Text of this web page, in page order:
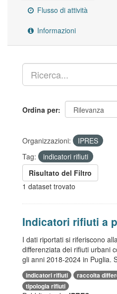
Flusso di attività
Informazioni
Ordina per
Organizzazioni:
IPRES
Tag:
indicatori rifiuti
Risultato del Filtro
1 dataset trovato
Indicatori rifiuti a
I dati riportati si riferiscono
differenziata dei rifiuti urbani
gli anni 2018-2024 in Puglia.
indicatori rifiuti raccolta
tipologia rifiuti